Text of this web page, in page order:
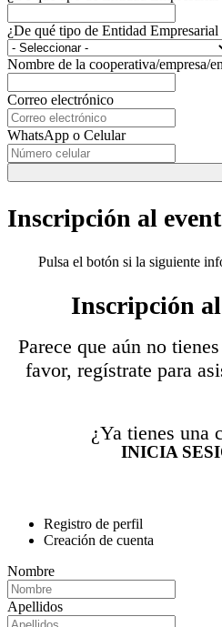
¿De qué tipo de Entidad Empresarial
Nombre de la cooperativa/empresa/
Correo electrónico
WhatsApp o Celular
Inscripción al
Pulsa el botón si la siguiente
Inscripción
Parece que aún no
favor, regístrate para
¿Ya tienes una
INICIA
Registro de perfil
Creación de cuenta
Nombre
Apellidos